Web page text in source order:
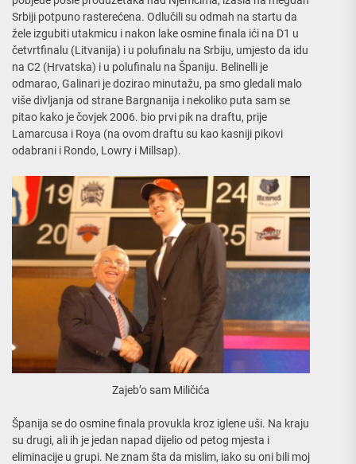
Srbiji potpuno rasterećena. Odlučili su odmah na startu da
žele izgubiti utakmicu i nakon lake osmine finala ići na D1 u
četvrtfinalu (Litvanija) i u polufinalu na Srbiju, umjesto da idu
na C2 (Hrvatska) i u polufinalu na Španiju. Belinelli je
odmarao, Galinari je dozirao minutažu, pa smo gledali malo
više divljanja od strane Bargnanija i nekoliko puta sam se
pitao kako je čovjek 2006. bio prvi pik na draftu, prije
Lamarcusa i Roya (na ovom draftu su kao kasniji pikovi
odabrani i Rondo, Lowry i Millsap).
Zajeb’o sam Miličića
Španija se do osmine finala provukla kroz iglene uši. Na kraju
su drugi, ali ih je jedan napad dijelio od petog mjesta i
eliminacije u grupi. Ne znam šta da mislim, iako su oni bili moj